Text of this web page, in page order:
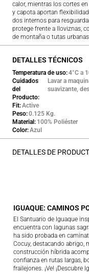
calor, mientras los cortes
y capota aportan
dos internos para
protege frente a lloviznas,
de montaña o tutas
DETALLES TÉCNICOS
Temperatura de uso 4°C a
Cuidados
del
Producto
Lavar a
suavizante,
Fit Active
Peso 0.125 Kg.
Material
100% Poliéster
Color Azul
DETALLES DE
IGUAQUE: CAMINOS
El Santuario de Iguaque
encuentra con lagunas
ha sido probada en
Cocuy, destacando abrigo,
construcción híbrida
confianza en rutas largas,
frailejones. ¡Ve! ¡Descubre